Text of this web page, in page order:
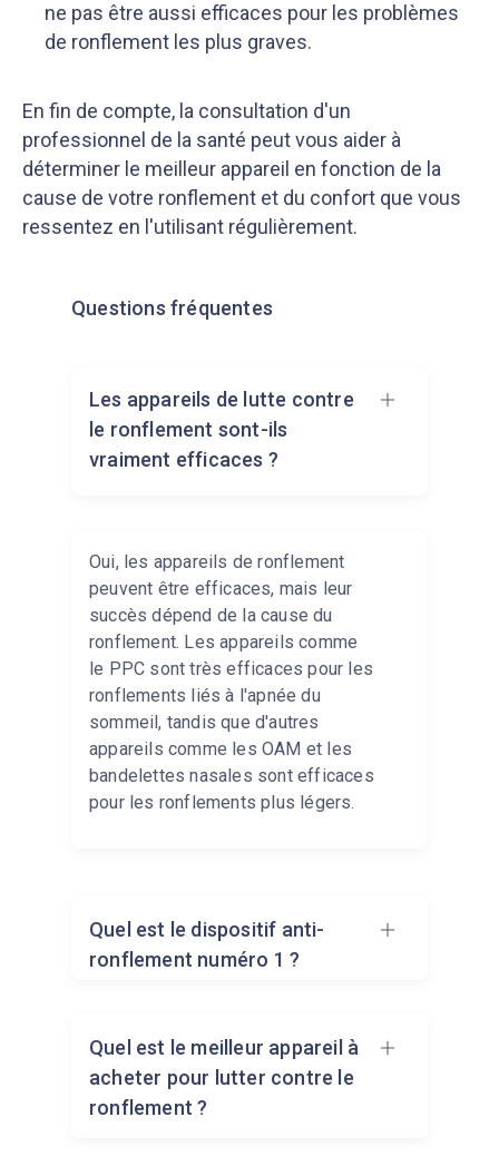
ne pas être aussi efficaces pour les problèmes
de ronflement les plus graves.
En fin de compte, la consultation d'un
professionnel de la santé peut vous aider à
déterminer le meilleur appareil en fonction de la
cause de votre ronflement et du confort que vous
ressentez en l'utilisant régulièrement.
Questions fréquentes
Les appareils de lutte contre
le ronflement sont-ils
vraiment efficaces ?
Oui, les appareils de ronflement
peuvent être efficaces, mais leur
succès dépend de la cause du
ronflement. Les appareils comme
le PPC sont très efficaces pour les
ronflements liés à l'apnée du
sommeil, tandis que d'autres
appareils comme les OAM et les
bandelettes nasales sont efficaces
pour les ronflements plus légers.
Quel est le dispositif anti-
ronflement numéro 1 ?
La machine PPC est considérée
comme l'appareil le plus efficace
contre le ronflement dû à l'apnée
du sommeil. Pour les ronflements
Quel est le meilleur appareil à
acheter pour lutter contre le
ronflement ?